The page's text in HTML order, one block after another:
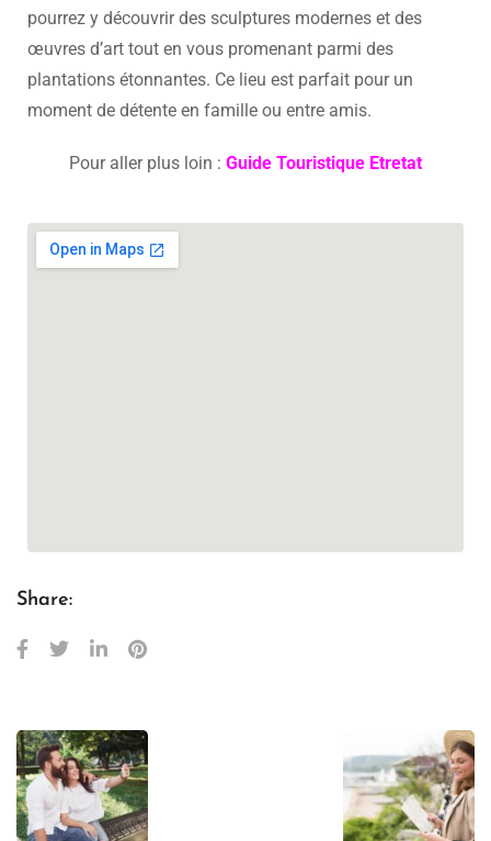
pourrez y découvrir des sculptures modernes et des
œuvres d’art tout en vous promenant parmi des
plantations étonnantes. Ce lieu est parfait pour un
moment de détente en famille ou entre amis.
Pour aller plus loin : Guide Touristique Etretat
Share: